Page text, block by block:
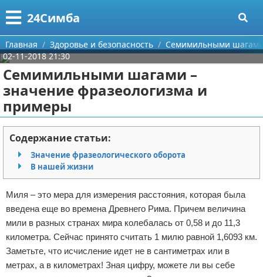
24Симба
Меню
Главная
Категории
Государство и право
Причинение вреда
Иммиграция
Здоровье и безопасность
Авторские права
Поиск
О проекте
Контакты
Сотрудничество
Размещение рекламы
Для правообладателей
Условия предоставления информации
Главная Здоровье и безопасность
Семимильными
02-11-2018 21:30
Семимильными шагами –
значение фразеологизма и
примеры
Содержание статьи:
Значение фразеологического оборота
В нашей жизни
Миля – это мера для измерения расстояния, которая была
введена еще во времена Древнего Рима. Причем величина
мили в разных странах мира колебалась от 0,58 и до 11,3
километра. Сейчас принято считать 1 милю равной 1,6093 км.
Заметьте, что исчисление идет не в сантиметрах или в
метрах, а в километрах! Зная цифру, можете ли вы себе